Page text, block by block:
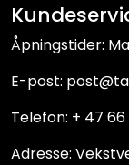
Åpningstider:
E-post:
Telefon: + 47 66
Adresse: